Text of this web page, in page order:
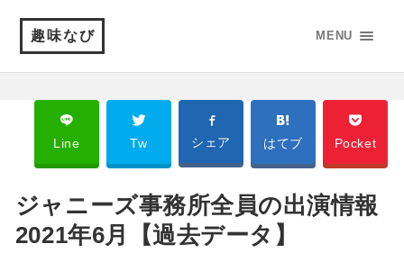
趣味なび MENU
Line Tw シェア はてブ Pocket
ジャニーズ事務所全員の出演情報
2021年6月【過去データ】